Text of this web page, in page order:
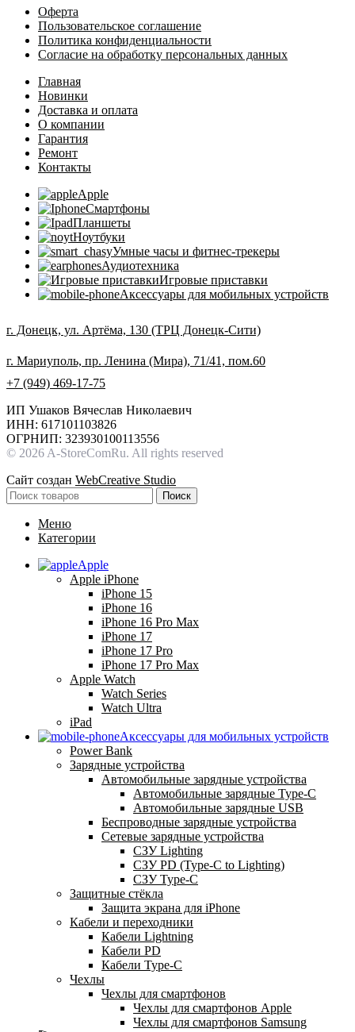
Оферта
Пользовательское соглашение
Политика конфиденциальности
Согласие на обработку персональных данных
Главная
Новинки
Доставка и оплата
О компании
Гарантия
Ремонт
Контакты
Apple
Смартфоны
Планшеты
Ноутбуки
Умные часы и фитнес-трекеры
Аудиотехника
Игровые приставки
Аксессуары для мобильных устройств
г. Донецк, ул. Артёма, 130 (ТРЦ Донецк-Сити)
г. Мариуполь, пр. Ленина (Мира), 71/41, пом.60
+7 (949) 469-17-75
ИП Ушаков Вячеслав Николаевич
ИНН: 617101103826
ОГРНИП: 323930100113556
© 2026 A-StoreComRu. All rights reserved
Сайт создан WebCreative Studio
Поиск
Меню
Категории
Apple
Apple iPhone
iPhone 15
iPhone 16
iPhone 16 Pro Max
iPhone 17
iPhone 17 Pro
iPhone 17 Pro Max
Apple Watch
Watch Series
Watch Ultra
iPad
Аксессуары для мобильных устройств
Power Bank
Зарядные устройства
Автомобильные зарядные устройства
Автомобильные зарядные Type-C
Автомобильные зарядные USB
Беспроводные зарядные устройства
Сетевые зарядные устройства
СЗУ Lighting
СЗУ PD (Type-C to Lighting)
СЗУ Type-C
Защитные стёкла
Защита экрана для iPhone
Кабели и переходники
Кабели Lightning
Кабели PD
Кабели Type-C
Чехлы
Чехлы для смартфонов
Чехлы для смартфонов Apple
Чехлы для смартфонов Samsung